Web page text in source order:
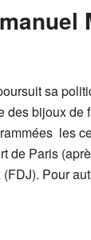
sa
bijoux de
les
de Paris
Pour